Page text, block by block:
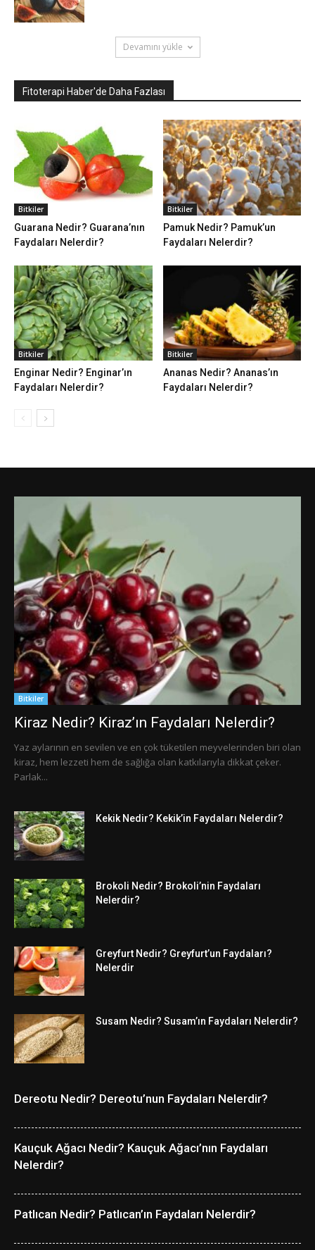
Devamını yükle
Fitoterapi Haber'de Daha Fazlası
Bitkiler
Guarana Nedir? Guarana’nın
Faydaları Nelerdir?
Bitkiler
Pamuk Nedir? Pamuk’un
Faydaları Nelerdir?
Bitkiler
Enginar Nedir? Enginar’ın
Faydaları Nelerdir?
Bitkiler
Ananas Nedir? Ananas’ın
Faydaları Nelerdir?
Bitkiler
Kiraz Nedir? Kiraz’ın Faydaları Nelerdir?
Yaz aylarının en sevilen ve en çok tüketilen meyvelerinden biri olan
kiraz, hem lezzeti hem de sağlığa olan katkılarıyla dikkat çeker.
Parlak...
Kekik Nedir? Kekik’in Faydaları Nelerdir?
Brokoli Nedir? Brokoli’nin Faydaları
Nelerdir?
Greyfurt Nedir? Greyfurt’un Faydaları?
Nelerdir
Susam Nedir? Susam’ın Faydaları Nelerdir?
Dereotu Nedir? Dereotu’nun Faydaları Nelerdir?
Kauçuk Ağacı Nedir? Kauçuk Ağacı’nın Faydaları
Nelerdir?
Patlıcan Nedir? Patlıcan’ın Faydaları Nelerdir?